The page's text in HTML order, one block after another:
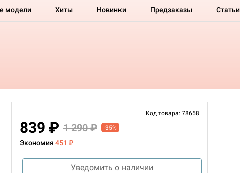
модели Хиты Новинки Предзаказы Статьи
Код товара: 78658
839 ₽ 1 290 ₽ -35%
Экономия 451 ₽
Уведомить о наличии